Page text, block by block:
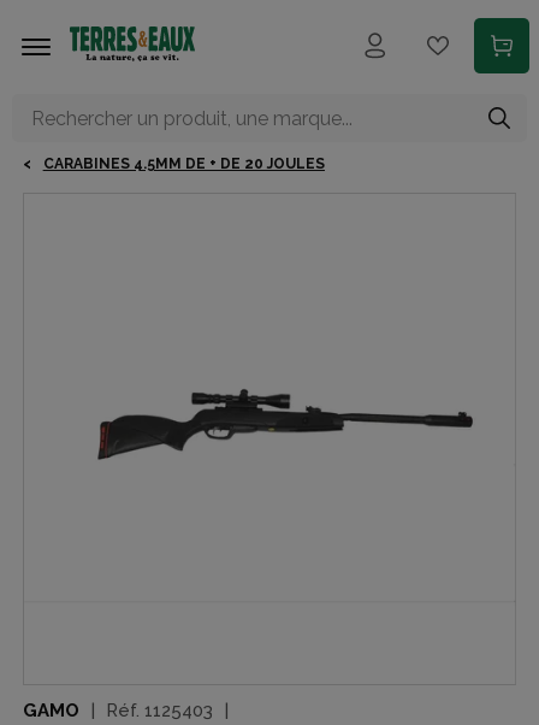
CARABINES 4.5MM DE + DE 20 JOULES
GAMO Réf. 1125403